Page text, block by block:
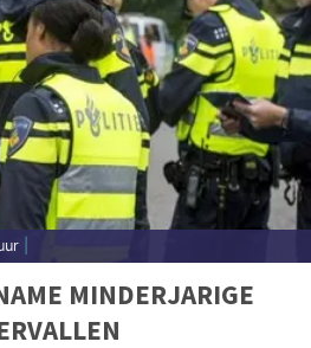
MINDERJARIGE